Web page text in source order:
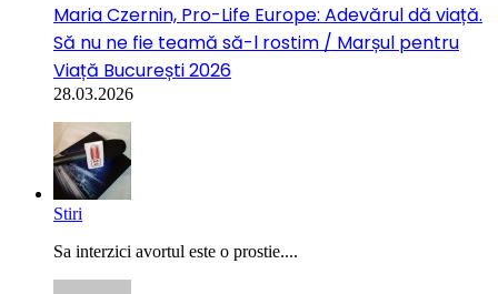
Maria Czernin, Pro-Life Europe: Adevărul dă viață.
Să nu ne fie teamă să-l rostim / Marșul pentru
Viață București 2026
28.03.2026
Stiri
Sa interzici avortul este o prostie....